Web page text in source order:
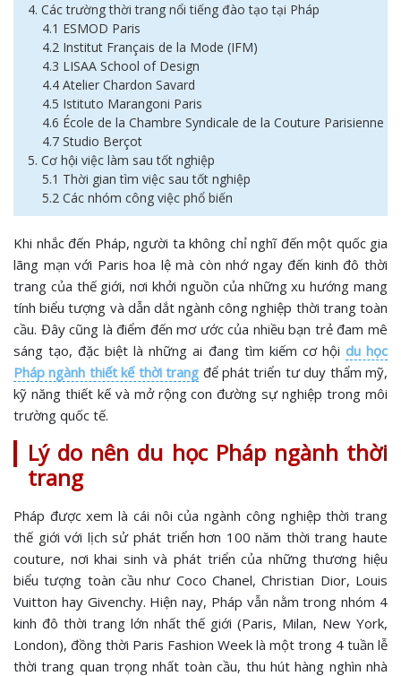
4. Các trường thời trang nổi tiếng đào tạo tại Pháp
4.1 ESMOD Paris
4.2 Institut Français de la Mode (IFM)
4.3 LISAA School of Design
4.4 Atelier Chardon Savard
4.5 Istituto Marangoni Paris
4.6 École de la Chambre Syndicale de la Couture Parisienne
4.7 Studio Berçot
5. Cơ hội việc làm sau tốt nghiệp
5.1 Thời gian tìm việc sau tốt nghiệp
5.2 Các nhóm công việc phổ biến
Khi nhắc đến Pháp, người ta không chỉ nghĩ đến một quốc gia
lãng mạn với Paris hoa lệ mà còn nhớ ngay đến kinh đô thời
trang của thế giới, nơi khởi nguồn của những xu hướng mang
tính biểu tượng và dẫn dắt ngành công nghiệp thời trang toàn
cầu. Đây cũng là điểm đến mơ ước của nhiều bạn trẻ đam mê
sáng tạo, đặc biệt là những ai đang tìm kiếm cơ hội du học
Pháp ngành thiết kế thời trang để phát triển tư duy thẩm mỹ,
kỹ năng thiết kế và mở rộng con đường sự nghiệp trong môi
trường quốc tế.
Lý do nên du học Pháp ngành thời
trang
Pháp được xem là cái nôi của ngành công nghiệp thời trang
thế giới với lịch sử phát triển hơn 100 năm thời trang haute
couture, nơi khai sinh và phát triển của những thương hiệu
biểu tượng toàn cầu như Coco Chanel, Christian Dior, Louis
Vuitton hay Givenchy. Hiện nay, Pháp vẫn nằm trong nhóm 4
kinh đô thời trang lớn nhất thế giới (Paris, Milan, New York,
London), đồng thời Paris Fashion Week là một trong 4 tuần lễ
thời trang quan trọng nhất toàn cầu, thu hút hàng nghìn nhà